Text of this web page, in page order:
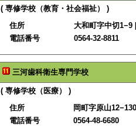
( 専修学校（教育・社会福祉） )
住所
大和町字中切
電話番号
0564-32-8811
三河歯科衛生専門学校
( 専修学校（医療） )
住所
岡町字原山
電話番号
0564-48-6680